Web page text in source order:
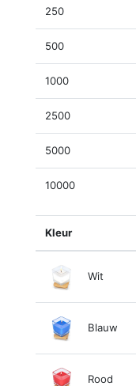
250
500
1000
2500
5000
10000
Kleur
Wit
Blauw
Rood